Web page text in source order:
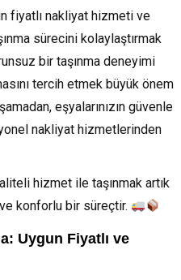
fiyatlı nakliyat hizmeti ve
sürecini kolaylaştırmak
bir taşınma deneyimi
tercih etmek büyük önem
eşyalarınızın güvenle
nakliyat hizmetlerinden
hizmet ile taşınmak artık
konforlu bir süreçtir.
Uygun Fiyatlı ve